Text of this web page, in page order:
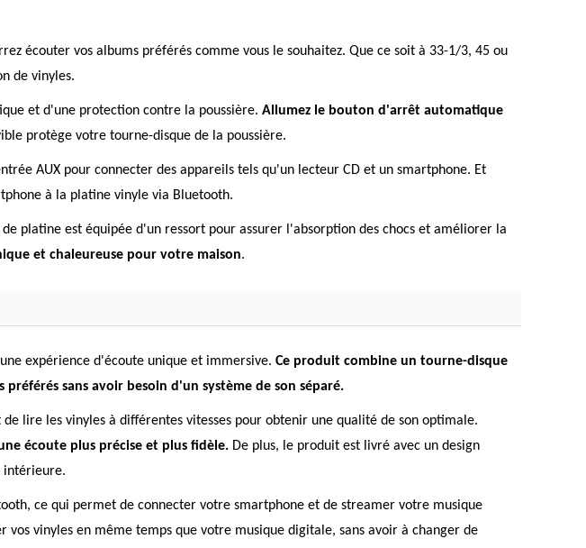
écouter vos albums préférés comme vous le souhaitez. Que ce soit à 33-1/3, 45 ou
de vinyles.
et d'une protection contre la poussière. Allumez le bouton d'arrêt automatique
protège votre tourne-disque de la poussière.
AUX pour connecter des appareils tels qu'un lecteur CD et un smartphone. Et
à la platine vinyle via Bluetooth.
platine est équipée d'un ressort pour assurer l'absorption des chocs et améliorer la
et chaleureuse pour votre maison.
expérience d'écoute unique et immersive. Ce produit combine un tourne-disque
sans avoir besoin d'un système de son séparé.
lire les vinyles à différentes vitesses pour obtenir une qualité de son optimale.
écoute plus précise et plus fidèle. De plus, le produit est livré avec un design
intérieure.
ce qui permet de connecter votre smartphone et de streamer votre musique
vinyles en même temps que votre musique digitale, sans avoir à changer de